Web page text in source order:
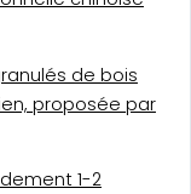
de bois
proposée par
1-2